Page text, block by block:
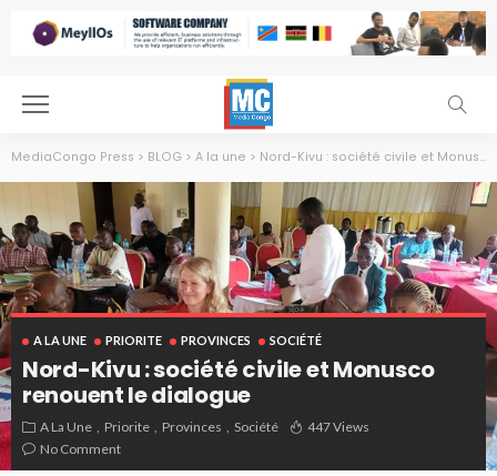
MediaCongo Press > BLOG > A la une > Nord-Kivu : société civile et Monusco renouent le dialogue
A LA UNE PRIORITE PROVINCES SOCIÉTÉ
Nord-Kivu : société civile et Monusco
renouent le dialogue
A La Une Priorite Provinces Société
447 Views
No Comment